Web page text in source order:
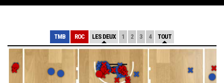
TMB ROC LES DEUX 1 2 3 4 TOUT